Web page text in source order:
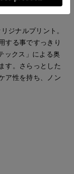
ジナルプリント。
する事ですっきり
ックス」による奥
す。さらっとした
ア性を持ち、ノン